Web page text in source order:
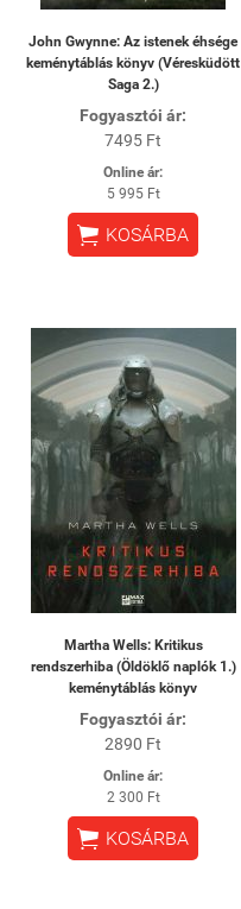
John Gwynne: Az istenek éhsége
keménytáblás könyv (Véresküdött
Saga 2.)
Fogyasztói ár:
7495 Ft
Online ár:
5 995 Ft
 KOSÁRBA
Martha Wells: Kritikus
rendszerhiba (Öldöklő naplók 1.)
keménytáblás könyv
Fogyasztói ár:
2890 Ft
Online ár:
2 300 Ft
 KOSÁRBA